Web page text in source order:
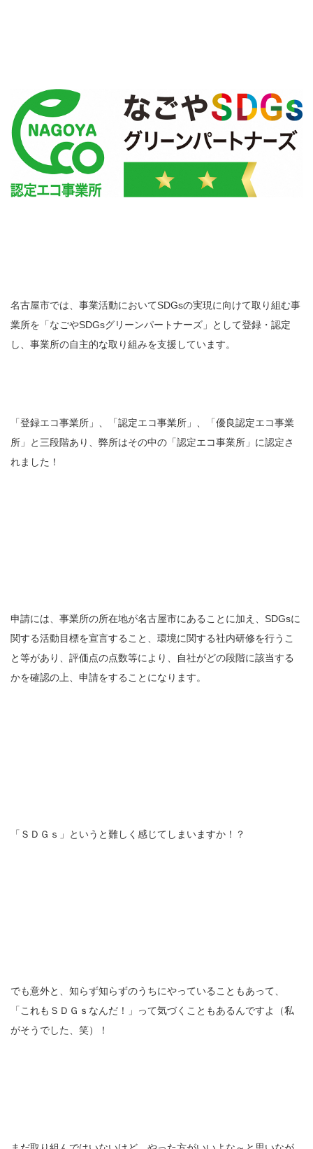
名古屋市では、事業活動においてSDGsの実現に向けて取り組む事
業所を「なごやSDGsグリーンパートナーズ」として登録・認定
し、事業所の自主的な取り組みを支援しています。
「登録エコ事業所」、「認定エコ事業所」、「優良認定エコ事業
所」と三段階あり、弊所はその中の「認定エコ事業所」に認定さ
れました！
申請には、事業所の所在地が名古屋市にあることに加え、SDGsに
関する活動目標を宣言すること、環境に関する社内研修を行うこ
と等があり、評価点の点数等により、自社がどの段階に該当する
かを確認の上、申請をすることになります。
「ＳＤＧｓ」というと難しく感じてしまいますか！？
でも意外と、知らず知らずのうちにやっていることもあって、
「これもＳＤＧｓなんだ！」って気づくこともあるんですよ（私
がそうでした、笑）！